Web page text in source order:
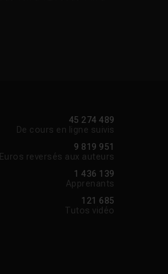
45 274 489
De cours en ligne suivis
9 819 951
Euros reversés aux auteurs
1 436 139
Apprenants
121 685
Tutos vidéo